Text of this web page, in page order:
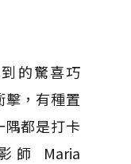
的驚喜巧
，有種置
都是打卡
師 Maria